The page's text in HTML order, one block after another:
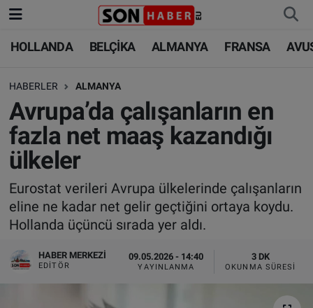
HOLLANDA BELÇİKA ALMANYA FRANSA
HABERLER ALMANYA
Avrupa’da çalışanların en
fazla net maaş kazandığı
ülkeler
Eurostat verileri Avrupa ülkelerinde çalışanların
eline ne kadar net gelir geçtiğini ortaya koydu.
Hollanda üçüncü sırada yer aldı.
HABER MERKEZI
EDITÖR
09.05.2026 - 14:40
YAYINLANMA
3 DK
OKUNMA SÜRESI
HOLLANDA
BELÇİKA
ALMANYA
FRANSA
AVUSTURYA
SAĞLIK - YAŞAM
BİLİM-TEKNOLOJİ
HOLLANDA
BELÇİKA
ALMANYA
TÜRKİYE
DÜNYA
BİLİM-TEKNOLOJİ
SAĞLIK
FOTO GALERİ
Nöbetçi Eczaneler
Hava Durumu
Trafik Durumu
Süper Lig Puan Durumu ve Fikstür
Tüm Manşetler
Son Dakika Haberleri
Haber Arşivi